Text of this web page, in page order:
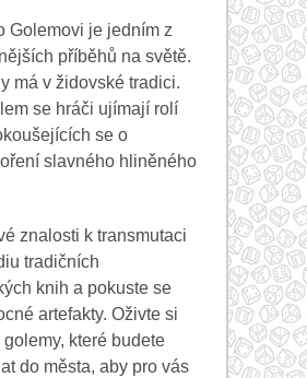
Golemovi je jedním z
příběhů na světě.
má v židovské tradici.
se hráči ujímají rolí
se o
slavného hliněného
znalosti k transmutaci
tradičních
knih a pokuste se
artefakty. Oživte si
které budete
do města, aby pro vás